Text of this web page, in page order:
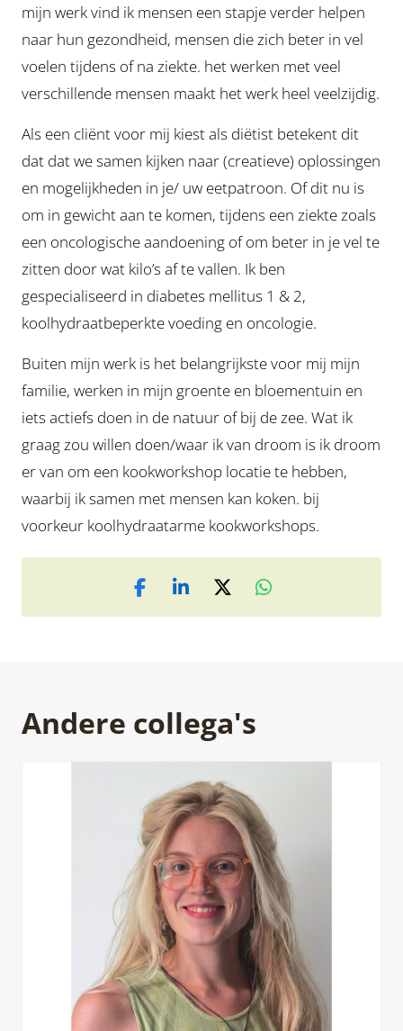
mijn werk vind ik mensen een stapje verder helpen
naar hun gezondheid, mensen die zich beter in vel
voelen tijdens of na ziekte. het werken met veel
verschillende mensen maakt het werk heel veelzijdig.
Als een cliënt voor mij kiest als diëtist betekent dit
dat dat we samen kijken naar (creatieve) oplossingen
en mogelijkheden in je/ uw eetpatroon. Of dit nu is
om in gewicht aan te komen, tijdens een ziekte zoals
een oncologische aandoening of om beter in je vel te
zitten door wat kilo’s af te vallen. Ik ben
gespecialiseerd in diabetes mellitus 1 & 2,
koolhydraatbeperkte voeding en oncologie.
Buiten mijn werk is het belangrijkste voor mij mijn
familie, werken in mijn groente en bloementuin en
iets actiefs doen in de natuur of bij de zee. Wat ik
graag zou willen doen/waar ik van droom is ik droom
er van om een kookworkshop locatie te hebben,
waarbij ik samen met mensen kan koken. bij
voorkeur koolhydraatarme kookworkshops.
Andere collega's